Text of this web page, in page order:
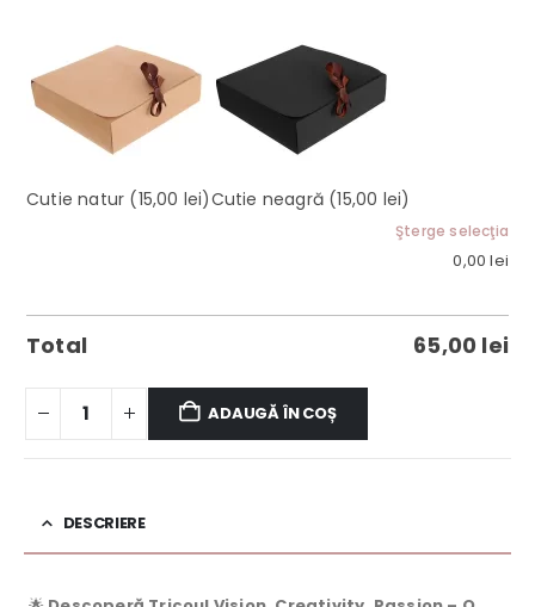
Cutie natur (15,00 lei)Cutie neagră (15,00 lei)
Şterge selecţia
0,00lei
Total 65,00 lei
ADAUGĂ ÎN COȘ
DESCRIERE